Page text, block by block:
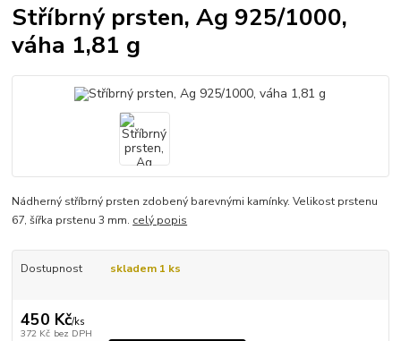
Stříbrný prsten, Ag 925/1000,
váha 1,81 g
Nádherný stříbrný prsten zdobený barevnými kamínky. Velikost prstenu
67, šířka prstenu 3 mm. celý popis
Dostupnost skladem 1 ks
450 Kč/ks
372 Kč bez DPH